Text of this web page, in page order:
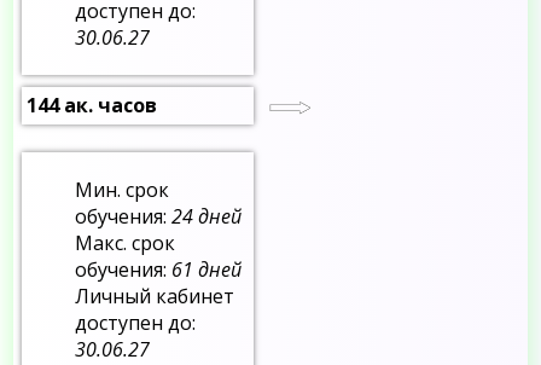
доступен до:
30.06.27
144 ак. часов
Мин. срок
обучения:24 дней
Макс. срок
обучения: 61 дней
Личный кабинет
доступен до:
30.06.27